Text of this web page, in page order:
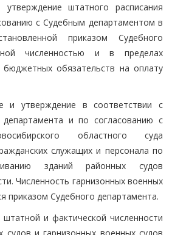
утверждение штатного расписания
с Судебным департаментом в
приказом Судебного
численностью и в пределах
обязательств на оплату
и утверждение в соответствии с
департамента и по согласованию с
областного суда
служащих и персонала по
зданий районных судов
Численность гарнизонных военных
приказом Судебного департамента.
штатной и фактической численности